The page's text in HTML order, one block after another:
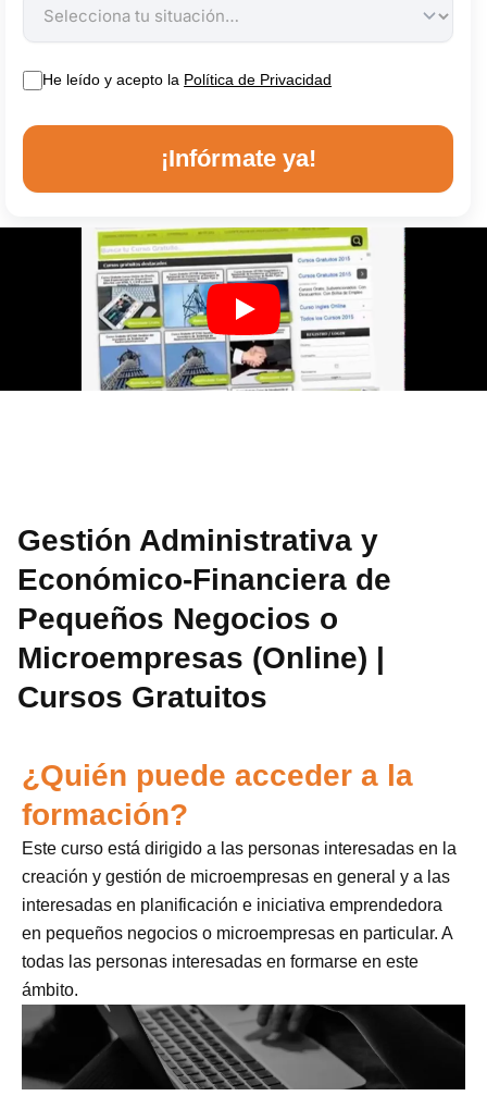
He leído y acepto la Política de Privacidad
¡Infórmate ya!
Gestión Administrativa y
Económico-Financiera de
Pequeños Negocios o
Microempresas (Online) |
Cursos Gratuitos
¿Quién puede acceder a la
formación?
Este curso está dirigido a las personas interesadas en la
creación y gestión de microempresas en general y a las
interesadas en planificación e iniciativa emprendedora
en pequeños negocios o microempresas en particular. A
todas las personas interesadas en formarse en este
ámbito.